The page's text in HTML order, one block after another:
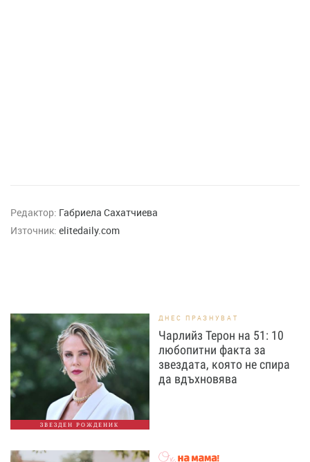
Редактор: Габриела Сахатчиева
Източник: elitedaily.com
ЗВЕЗДЕН РОЖДЕНИК
ДНЕС ПРАЗНУВАТ
Чарлийз Терон на 51: 10
любопитни факта за
звездата, която не спира
да вдъхновява